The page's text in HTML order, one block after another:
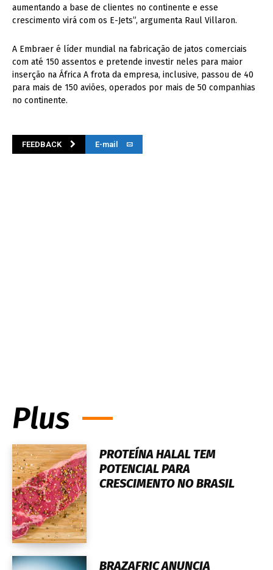
aumentando a base de clientes no continente e esse
crescimento virá com os E-Jets”, argumenta Raul Villaron.
A Embraer é líder mundial na fabricação de jatos comerciais
com até 150 assentos e pretende investir neles para maior
inserção na África A frota da empresa, inclusive, passou de 40
para mais de 150 aviões, operados por mais de 50 companhias
no continente.
FEEDBACK E-mail
Plus
PROTEÍNA HALAL TEM
POTENCIAL PARA
CRESCIMENTO NO BRASIL
BRAZAFRIC ANUNCIA